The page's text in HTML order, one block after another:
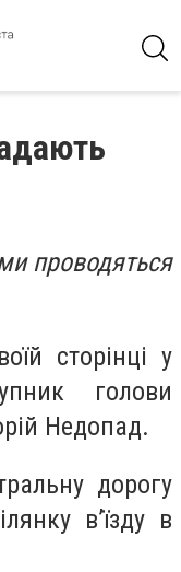
проводяться
сторінці у
голови
Недопад.
дорогу
в’їзду в